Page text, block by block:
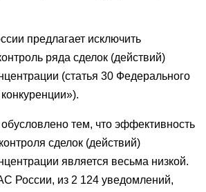
предлагает исключить
ряда сделок (действий)
(статья 30 Федерального
тем, что эффективность
сделок (действий)
является весьма низкой.
России, из 2 124 уведомлений,